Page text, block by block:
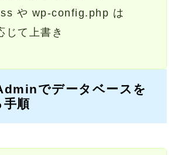
や wp-config.php は
じて上書き
でデータベースを
手順